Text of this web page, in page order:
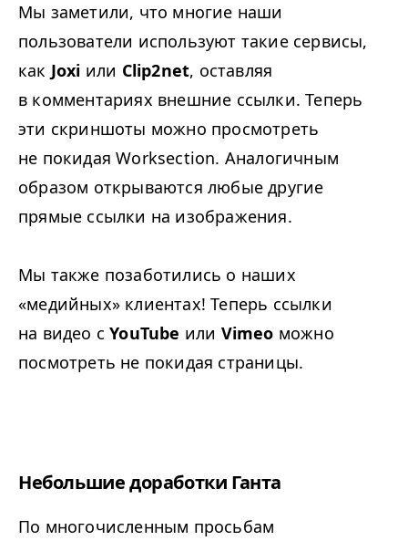
Мы заметили, что многие наши
пользователи используют такие сервисы,
как Joxi или Clip2net, оставляя
в комментариях внешние ссылки. Теперь
эти скриншоты можно просмотреть
не покидая Worksection. Аналогичным
образом открываются любые другие
прямые ссылки на изображения.
Мы также позаботились о наших
«медийных» клиентах! Теперь ссылки
на видео сYouTube или Vimeo можно
посмотреть не покидая страницы.
Небольшие доработки Ганта
По многочисленным просьбам